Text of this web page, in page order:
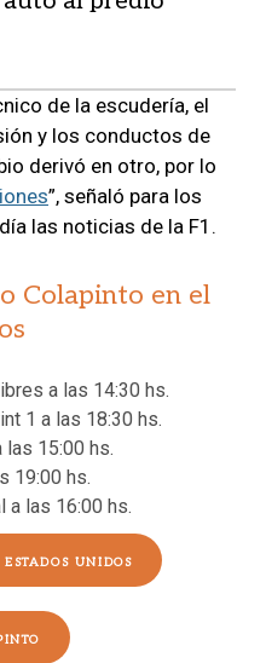
de la escudería, el
y los conductos de
derivó en otro, por lo
”, señaló para los
las noticias de la F1.
Colapinto en el
a las 14:30 hs.
1 a las 18:30 hs.
las 15:00 hs.
19:00 hs.
a las 16:00 hs.
ESTADOS UNIDOS